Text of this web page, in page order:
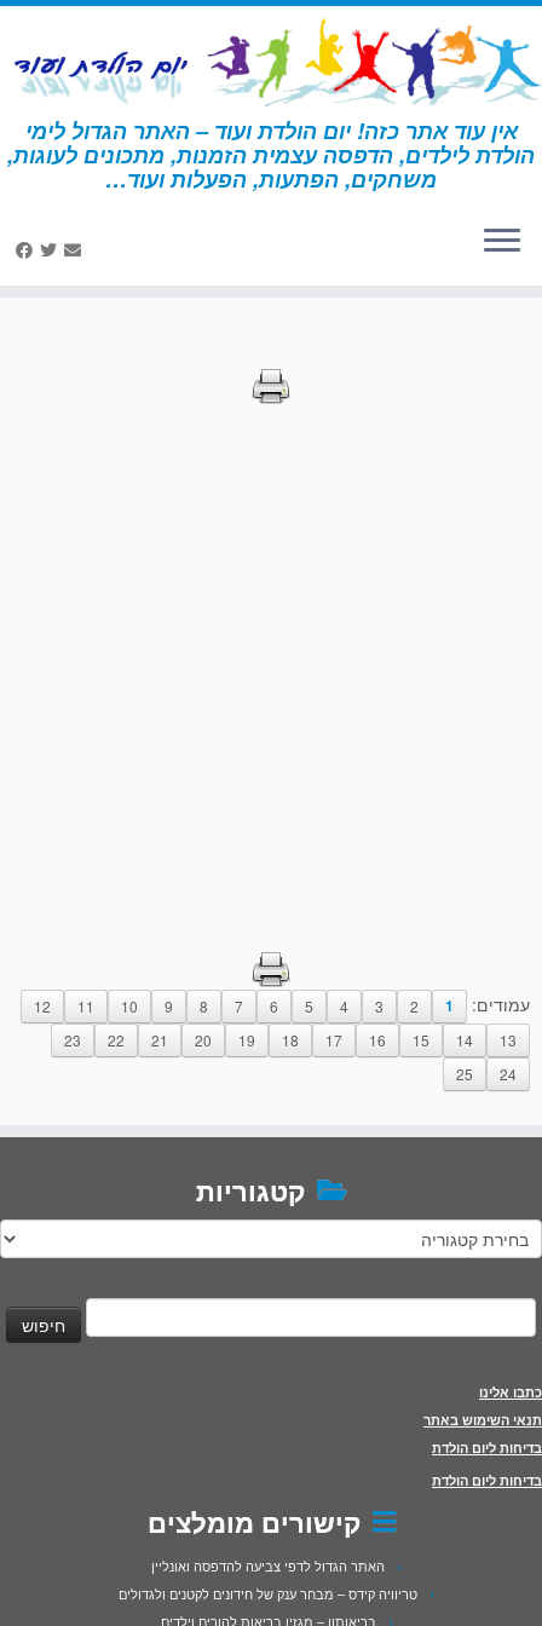
דלג
לתוכן
אין עוד אתר כזה! יום הולדת ועוד – האתר הגדול לימי
הולדת לילדים, הדפסה עצמית הזמנות, מתכונים לעוגות,
משחקים, הפתעות, הפעלות ועוד… דף הבית » הדפסות – ברבי
הדפסות – ברבי
עמודים: 1
2
3
4
5
6
7
8
9
10
11
12
13
14
15
16
17
18
19
20
21
22
23
24
25
קטגוריות
קטגוריות
כתבו אלינו
תנאי השימוש באתר
בדיחות ליום הולדת
בדיחות ליום הולדת
קישורים מומלצים
האתר הגדול לדפי צביעה להדפסה ואונליין
טריוויה קידס – מבחר ענק של חידונים לקטנים ולגדולים
בריאותון – מגזין בריאות להורים וילדים